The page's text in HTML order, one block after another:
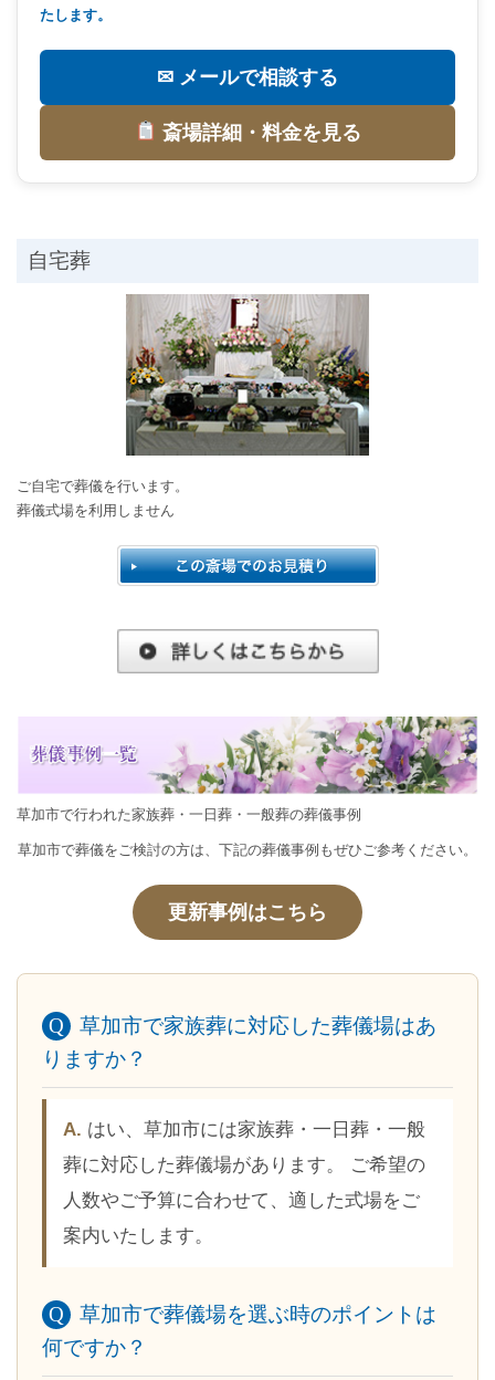
たします。
✉ メールで相談する
斎場詳細・料金を見る
自宅葬
ご自宅で葬儀を行います。
葬儀式場を利用しません
草加市で行われた家族葬・一日葬・一般葬の葬儀事例
草加市で葬儀をご検討の方は、下記の葬儀事例もぜひご参考ください。
更新事例はこちら
草加市で家族葬に対応した葬儀場はあ
りますか？
はい、草加市には家族葬・一日葬・一般
葬に対応した葬儀場があります。 ご希望の
人数やご予算に合わせて、適した式場をご
案内いたします。
草加市で葬儀場を選ぶ時のポイントは
何ですか？